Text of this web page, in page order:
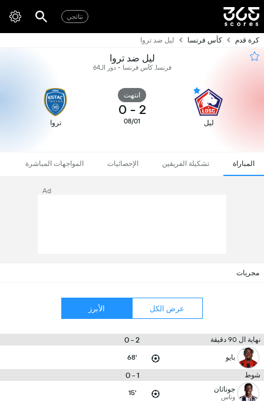
نتائجي
كرة قدم كأس فرنسا ليل ضد تروا
ليل ضد تروا
فرنسا, كأس فرنسا - دور الـ64
ليل
انتهت
2
-
0
08/01 تروا
المباراة تشكيلة الفريقين الإحصائيات المواجهات المباشرة
Ad
مجريات
عرض الكل الأبرز
نهاية ال 90 دقيقة 2 - 0
بايو 68'
شوط 1 - 0
جوناثان
وناس 15'